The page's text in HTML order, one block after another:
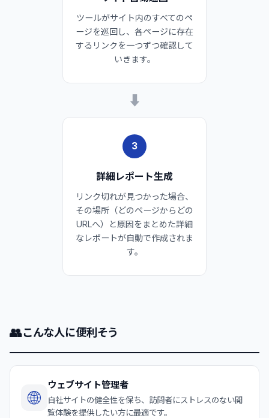
ツールがサイト内のすべてのペ
ージを巡回し、各ページに存在
するリンクを一つずつ確認して
いきます。
➡
3
詳細レポート生成
リンク切れが見つかった場合、
その場所（どのページからどの
URLへ）と原因をまとめた詳細
なレポートが自動で作成されま
す。
👥こんな人に便利そう
🌐
ウェブサイト管理者
自社サイトの健全性を保ち、訪問者にストレスのない閲
覧体験を提供したい方に最適です。